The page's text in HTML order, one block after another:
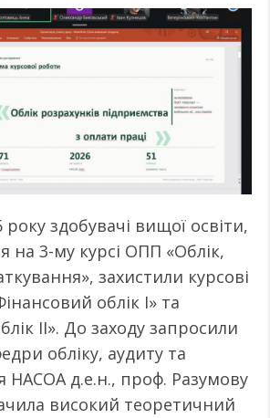
здобувачі вищої освіти,
на 3-му курсі ОПП «Облік,
захистили курсові
облік I» та
II». До заходу запросили
обліку, аудиту та
НАСОА д.е.н., проф. Разумову
високий теоретичний